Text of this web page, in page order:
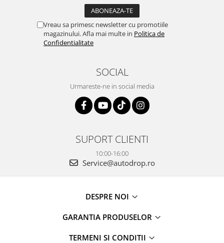
Vreau sa primesc newsletter cu promotiile
magazinului. Afla mai multe in Politica de
Confidentialitate
SOCIAL
Urmareste-ne in social media
SUPORT CLIENTI
10:00-16:00
Service@autodrop.ro
DESPRE NOI
GARANTIA PRODUSELOR
TERMENI SI CONDITII